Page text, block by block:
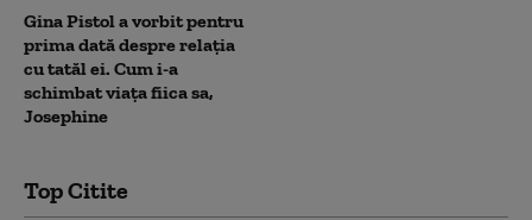
Gina Pistol a vorbit pentru
prima dată despre relația
cu tatăl ei. Cum i-a
schimbat viața fiica sa,
Josephine
Top Citite